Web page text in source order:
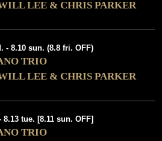
LEE & CHRIS PARKER
- 8.10 sun. (8.8 fri. OFF)
TRIO
LEE & CHRIS PARKER
8.13 tue. [8.11 sun. OFF]
TRIO